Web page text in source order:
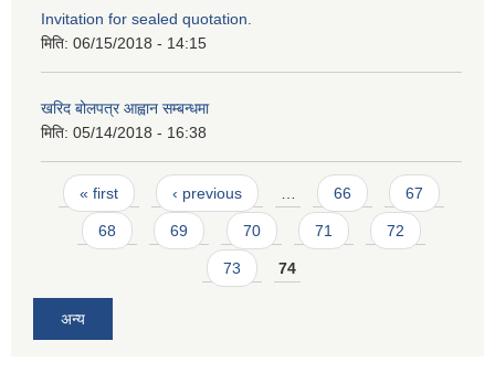
Invitation for sealed quotation.
मिति: 06/15/2018 - 14:15
खरिद बोलपत्र आह्वान सम्बन्धमा
मिति: 05/14/2018 - 16:38
Pages
« first ‹ previous 66 67
68 69 70 71 72
73 74
अन्य